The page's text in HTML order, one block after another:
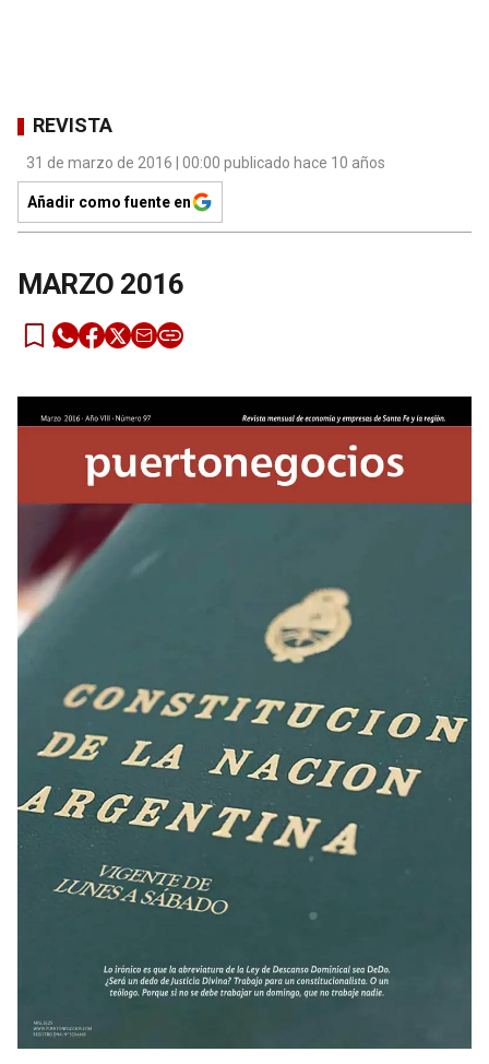
REVISTA
31 de marzo de 2016 | 00:00 publicado hace 10 años
Añadir como fuente en
MARZO 2016